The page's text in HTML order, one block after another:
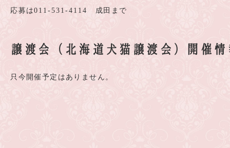
応募は011-531-4114 成田まで
譲渡会（北海道犬猫譲渡会）開催情
只今開催予定はありません。